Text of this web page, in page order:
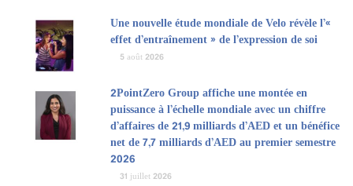
Une nouvelle étude mondiale de Velo révèle l’«
effet d’entraînement » de l’expression de soi
5 août 2026
2PointZero Group affiche une montée en
puissance à l’échelle mondiale avec un chiffre
d’affaires de 21,9 milliards d’AED et un bénéfice
net de 7,7 milliards d’AED au premier semestre
2026
31 juillet 2026